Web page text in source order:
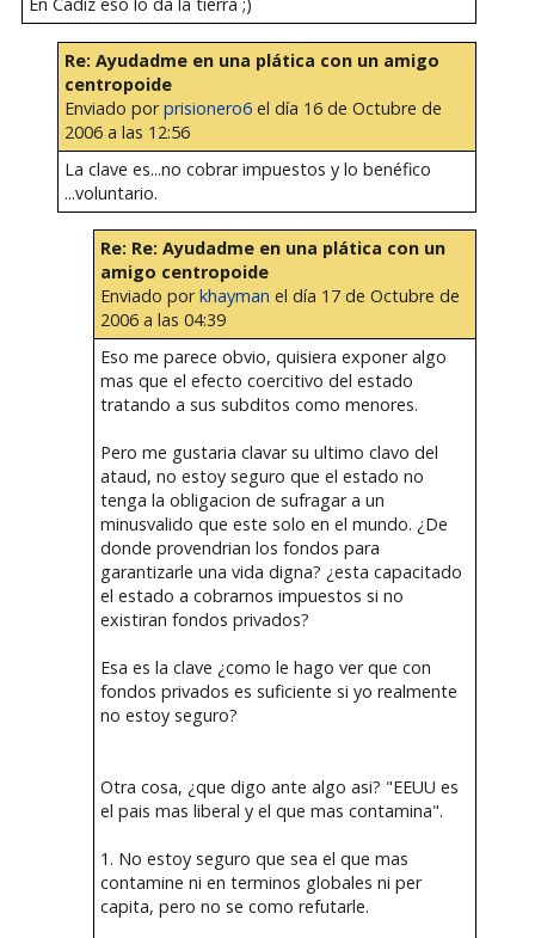
En Cadiz eso lo da la tierra ;)
Re: Ayudadme en una plática con un amigo
centropoide
Enviado porprisionero6el día 16 de Octubre de
2006 a las 12:56
La clave es...no cobrar impuestos y lo benéfico
...voluntario.
Re: Re: Ayudadme en una plática con un
amigo centropoide
Enviado porkhayman el día 17 de Octubre de
2006 a las 04:39
Eso me parece obvio, quisiera exponer algo
mas que el efecto coercitivo del estado
tratando a sus subditos como menores.
Pero me gustaria clavar su ultimo clavo del
ataud, no estoy seguro que el estado no
tenga la obligacion de sufragar a un
minusvalido que este solo en el mundo. ¿De
donde provendrian los fondos para
garantizarle una vida digna? ¿esta capacitado
el estado a cobrarnos impuestos si no
existiran fondos privados?
Esa es la clave ¿como le hago ver que con
fondos privados es suficiente si yo realmente
no estoy seguro?
Otra cosa, ¿que digo ante algo asi? "EEUU es
el pais mas liberal y el que mas contamina".
1. No estoy seguro que sea el que mas
contamine ni en terminos globales ni per
capita, pero no se como refutarle.